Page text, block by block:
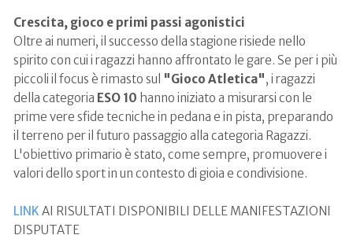
Crescita, gioco e primi passi agonistici
Oltre ai numeri, il successo della stagione risiede nello
spirito con cui i ragazzi hanno affrontato le gare. Se per i più
piccoli il focus è rimasto sul "Gioco Atletica", i ragazzi
della categoria ESO 10 hanno iniziato a misurarsi con le
prime vere sfide tecniche in pedana e in pista, preparando
il terreno per il futuro passaggio alla categoria Ragazzi.
L'obiettivo primario è stato, come sempre, promuovere i
valori dello sport in un contesto di gioia e condivisione.
LINK AI RISULTATI DISPONIBILI DELLE MANIFESTAZIONI
DISPUTATE